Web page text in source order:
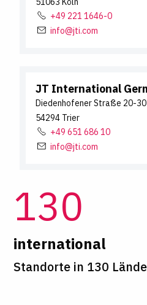
+49 221 1646-0
info@jti.com
JT International
Diedenhofener Straße 20-30
54294 Trier
+49 651 686 10
info@jti.com
130
international
Standorte in 130